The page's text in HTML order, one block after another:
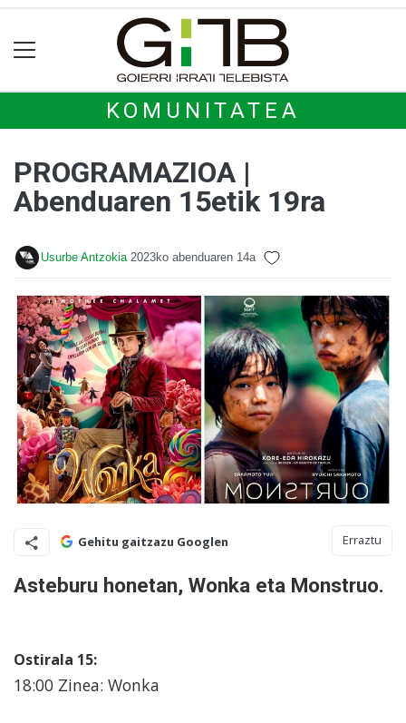
KOMUNITATEA
PROGRAMAZIOA |
Abenduaren 15etik 19ra
Usurbe Antzokia 2023ko abenduaren 14a
Gehitu gaitzazu Googlen Erraztu
Asteburu honetan, Wonka eta Monstruo.
Ostirala 15:
18:00 Zinea: Wonka